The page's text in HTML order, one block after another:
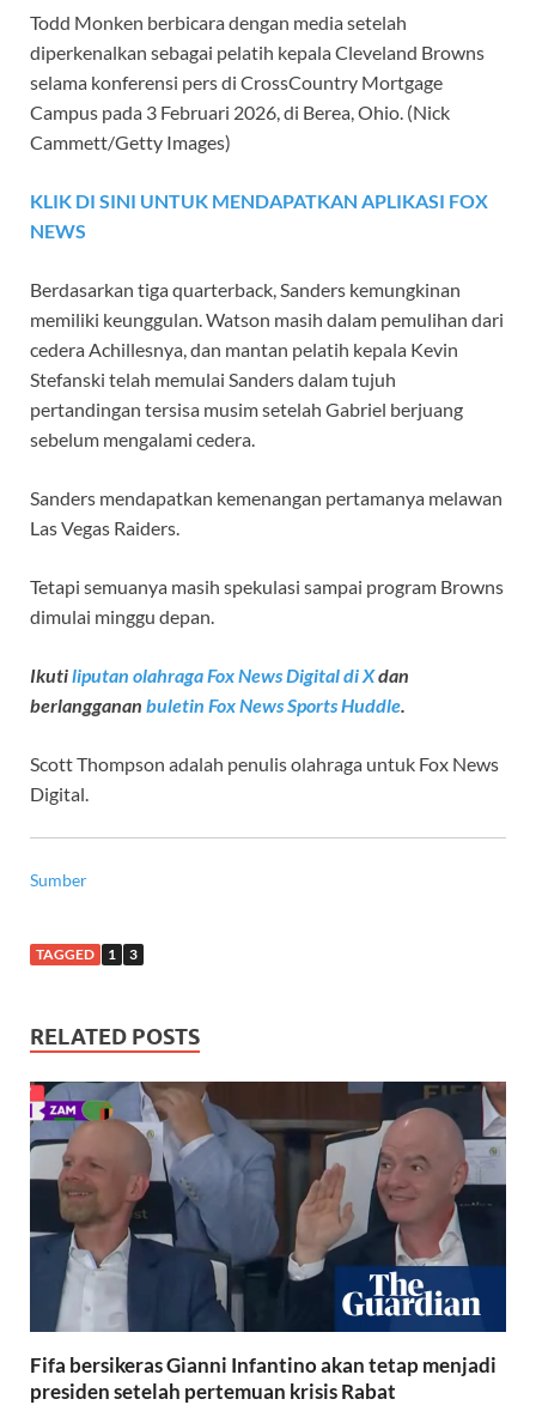
Todd Monken berbicara dengan media setelah
diperkenalkan sebagai pelatih kepala Cleveland Browns
selama konferensi pers di CrossCountry Mortgage
Campus pada 3 Februari 2026, di Berea, Ohio. (Nick
Cammett/Getty Images)
KLIK DI SINI UNTUK MENDAPATKAN APLIKASI FOX
NEWS
Berdasarkan tiga quarterback, Sanders kemungkinan
memiliki keunggulan. Watson masih dalam pemulihan dari
cedera Achillesnya, dan mantan pelatih kepala Kevin
Stefanski telah memulai Sanders dalam tujuh
pertandingan tersisa musim setelah Gabriel berjuang
sebelum mengalami cedera.
Sanders mendapatkan kemenangan pertamanya melawan
Las Vegas Raiders.
Tetapi semuanya masih spekulasi sampai program Browns
dimulai minggu depan.
Ikutiliputan olahraga Fox News Digital di Xdan
berlangganan buletin Fox News Sports Huddle
Scott Thompson adalah penulis olahraga untuk Fox News
Digital.
Sumber
TAGGED 1 3
RELATED POSTS
Fifa bersikeras Gianni Infantino akan tetap menjadi
presiden setelah pertemuan krisis Rabat